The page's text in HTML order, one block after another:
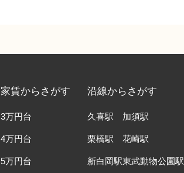
家賃からさがす
3万円台
4万円台
5万円台
沿線からさがす
久喜駅
栗橋駅
新白岡駅
加須駅
花崎駅
東武動物公園駅